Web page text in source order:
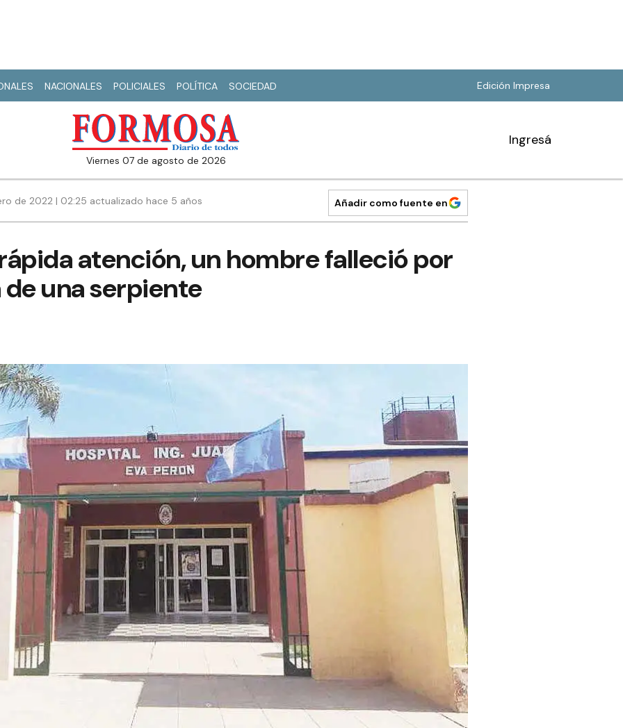
NACIONALES POLICIALES POLÍTICA SOCIEDAD Edición Impresa
viernes 07 de agosto de 2026
Ingresá
de 2022 | 02:25 actualizado hace 5 años Añadir como fuente en
atención, un hombre falleció por
una serpiente